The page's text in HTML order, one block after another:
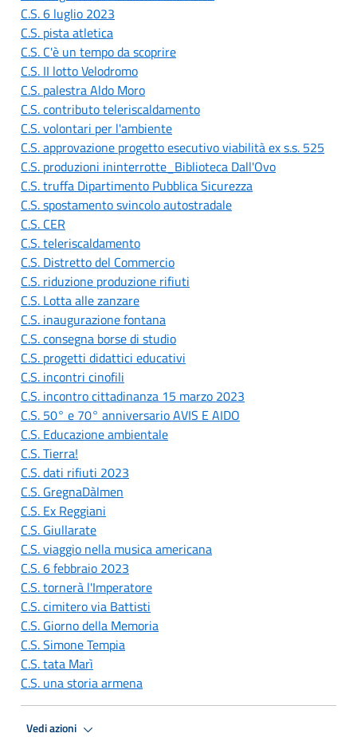
C.S. 6 luglio 2023
C.S. pista atletica
C.S. C'è un tempo da scoprire
C.S. II lotto Velodromo
C.S. palestra Aldo Moro
C.S. contributo teleriscaldamento
C.S. volontari per l'ambiente
C.S. approvazione progetto esecutivo viabilità ex s.s. 525
C.S. produzioni ininterrotte_Biblioteca Dall'Ovo
C.S. truffa Dipartimento Pubblica Sicurezza
C.S. spostamento svincolo autostradale
C.S. CER
C.S. teleriscaldamento
C.S. Distretto del Commercio
C.S. riduzione produzione rifiuti
C.S. Lotta alle zanzare
C.S. inaugurazione fontana
C.S. consegna borse di studio
C.S. progetti didattici educativi
C.S. incontri cinofili
C.S. incontro cittadinanza 15 marzo 2023
C.S. 50° e 70° anniversario AVIS E AIDO
C.S. Educazione ambientale
C.S. Tierra!
C.S. dati rifiuti 2023
C.S. GregnaDàlmen
C.S. Ex Reggiani
C.S. Giullarate
C.S. viaggio nella musica americana
C.S. 6 febbraio 2023
C.S. tornerà l'Imperatore
C.S. cimitero via Battisti
C.S. Giorno della Memoria
C.S. Simone Tempia
C.S. tata Marì
C.S. una storia armena
Vedi azioni